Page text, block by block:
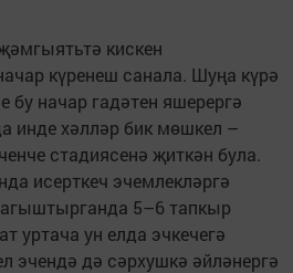
кискен
күренеш санала. Шуңа күрә
бу начар гадәтен яшерергә
инде хәлләр бик мөшкел –
стадиясенә җиткән була.
исерткеч эчемлекләргә
5–6 тапкыр
уртача ун елда эчкечегә
эчендә дә сәрхушкә әйләнергә